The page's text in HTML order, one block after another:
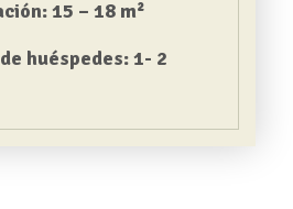
15 – 18 m²
huéspedes: 1- 2